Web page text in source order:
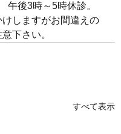
午後3時～5時休診。
けしますがお間違えの
下さい。
すべて表示